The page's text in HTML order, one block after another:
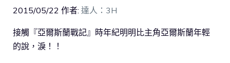
2015/05/22 作者: 達人：3H
接觸『亞爾斯蘭戰記』時年紀明明比主角亞爾斯蘭年輕
的說，淚！！